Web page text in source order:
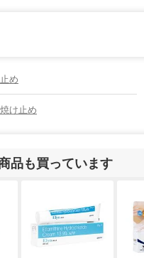
め
け止め
品も買っています